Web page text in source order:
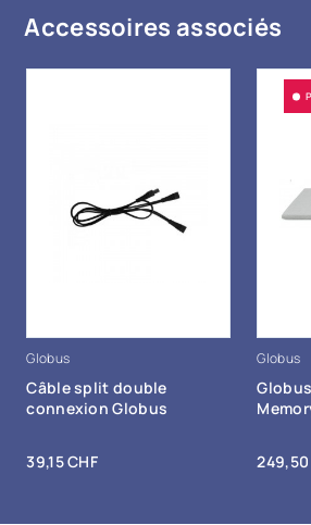
Accessoires associés
panier
Globus
Câble split double
connexion Globus
Prix
39,15 CHF
Globus
Prix
249,50